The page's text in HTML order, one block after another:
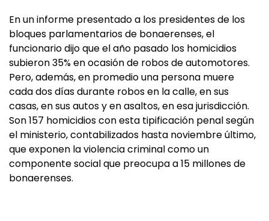
En un informe presentado a los presidentes de los
bloques parlamentarios de bonaerenses, el
funcionario dijo que el año pasado los homicidios
subieron 35% en ocasión de robos de automotores.
Pero, además, en promedio una persona muere
cada dos días durante robos en la calle, en sus
casas, en sus autos y en asaltos, en esa jurisdicción.
Son 157 homicidios con esta tipificación penal según
el ministerio, contabilizados hasta noviembre último,
que exponen la violencia criminal como un
componente social que preocupa a 15 millones de
bonaerenses.